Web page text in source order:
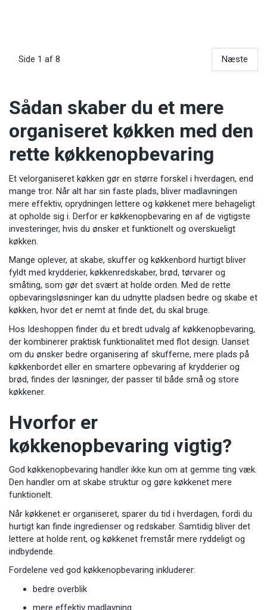
Side 1 af 8 Næste
Sådan skaber du et mere
organiseret køkken med den
rette køkkenopbevaring
Et velorganiseret køkken gør en større forskel i hverdagen, end
mange tror. Når alt har sin faste plads, bliver madlavningen
mere effektiv, oprydningen lettere og køkkenet mere behageligt
at opholde sig i. Derfor er køkkenopbevaring en af de vigtigste
investeringer, hvis du ønsker et funktionelt og overskueligt
køkken.
Mange oplever, at skabe, skuffer og køkkenbord hurtigt bliver
fyldt med krydderier, køkkenredskaber, brød, tørvarer og
småting, som gør det svært at holde orden. Med de rette
opbevaringsløsninger kan du udnytte pladsen bedre og skabe et
køkken, hvor det er nemt at finde det, du skal bruge.
Hos Ideshoppen finder du et bredt udvalg af køkkenopbevaring,
der kombinerer praktisk funktionalitet med flot design. Uanset
om du ønsker bedre organisering af skufferne, mere plads på
køkkenbordet eller en smartere opbevaring af krydderier og
brød, findes der løsninger, der passer til både små og store
køkkener.
Hvorfor er
køkkenopbevaring vigtig?
God køkkenopbevaring handler ikke kun om at gemme ting væk.
Den handler om at skabe struktur og gøre køkkenet mere
funktionelt.
Når køkkenet er organiseret, sparer du tid i hverdagen, fordi du
hurtigt kan finde ingredienser og redskaber. Samtidig bliver det
lettere at holde rent, og køkkenet fremstår mere ryddeligt og
indbydende.
Fordelene ved god køkkenopbevaring inkluderer:
bedre overblik
mere effektiv madlavning